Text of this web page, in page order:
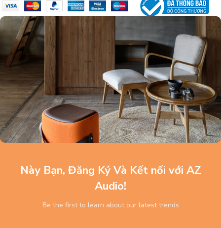
Này Bạn, Đăng Ký Và Kết nối với AZ
Audio!
Be the first to learn about our latest trends